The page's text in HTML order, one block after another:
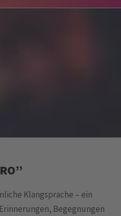
Klangsprache – ein
Begegnungen